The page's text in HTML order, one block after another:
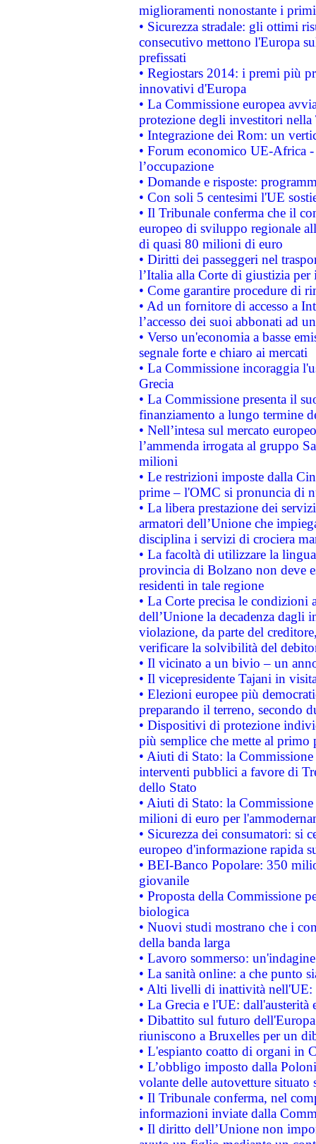
miglioramenti nonostante i
• Sicurezza stradale: gli ottimi
consecutivo mettono l'Europa
prefissati
• Regiostars 2014: i premi più
innovativi d'Europa
• La Commissione europea
protezione degli investitori
• Integrazione dei Rom: un
• Forum economico UE-Africa -
l’occupazione
• Domande e risposte:
• Con soli 5 centesimi l'UE
• Il Tribunale conferma che il
europeo di sviluppo regionale
di quasi 80 milioni di euro
• Diritti dei passeggeri nel
l’Italia alla Corte di giustizia
• Come garantire procedure di
• Ad un fornitore di accesso a
l’accesso dei suoi abbonati ad
• Verso un'economia a basse
segnale forte e chiaro ai mercati
• La Commissione incoraggia
Grecia
• La Commissione presenta il
finanziamento a lungo termine
• Nell’intesa sul mercato
l’ammenda irrogata al gruppo
milioni
• Le restrizioni imposte dalla
prime – l'OMC si pronuncia di
• La libera prestazione dei
armatori dell’Unione che
disciplina i servizi di crociera
• La facoltà di utilizzare la
provincia di Bolzano non deve
residenti in tale regione
• La Corte precisa le
dell’Unione la decadenza dagli
violazione, da parte del
verificare la solvibilità del
• Il vicinato a un bivio – un
• Il vicepresidente Tajani in
• Elezioni europee più
preparando il terreno, secondo
• Dispositivi di protezione
più semplice che mette al primo
• Aiuti di Stato: la
interventi pubblici a favore di
dello Stato
• Aiuti di Stato: la
milioni di euro per
• Sicurezza dei consumatori: si
europeo d'informazione rapida
• BEI-Banco Popolare: 350
giovanile
• Proposta della Commissione
biologica
• Nuovi studi mostrano che i
della banda larga
• Lavoro sommerso:
• La sanità online: a che punto
• Alti livelli di inattività nell'UE:
• La Grecia e l'UE: dall'austerità
• Dibattito sul futuro
riuniscono a Bruxelles per un
• L'espianto coatto di organi in
• L’obbligo imposto dalla
volante delle autovetture
• Il Tribunale conferma, nel
informazioni inviate dalla
• Il diritto dell’Unione non